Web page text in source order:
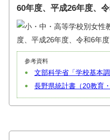
60年度、平成26年度、令
参考資料
文部科学省「学校基本調
長野県統計書（20教育